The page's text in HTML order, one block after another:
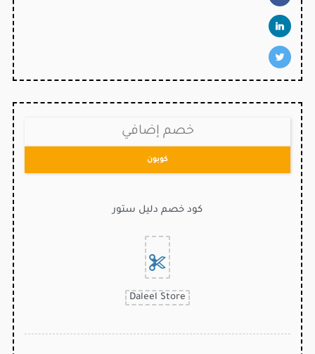
خصم إضافي
كوبون
كود خصم دليل ستور
Daleel Store